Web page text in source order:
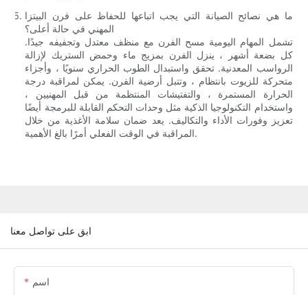
ما هي نصائح الصيانة التي يجب اتباعها للحفاظ على فرن البيتزا
المهني في حالة أعلى؟
تشمل المهام اليومية مسح الفرن مع منظف معتدل وتجفيفه جيدًا.
كل بضعة أشهر ، ينزل الفرن بمزيج ماء وحمض الستريك لإزالة
الرواسب المعدنية. تحقق واستبدال الطوب الحراري سنويًا ، وأجزاء
متحركة للزيوت بانتظام ، وتتبل أرضية الفرن. يمكن لمراقبة درجة
الحرارة المستمرة ، والتفتيشات المنتظمة من قبل المهنيين ،
واستخدام التكنولوجيا الذكية مثل وحدات التحكم القابلة للبرمجة أيضًا
تعزيز وفورات الأداء والتكاليف. يعد ضمان سلامة الأغذية من خلال
المراقبة في الوقت الفعلي أمرًا بالغ الأهمية.
ابق على تواصل معنا
اسم